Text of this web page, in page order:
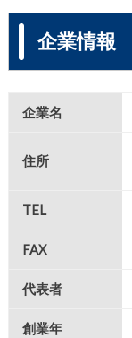
企業情報
企業名
住所
TEL
FAX
代表者
創業年